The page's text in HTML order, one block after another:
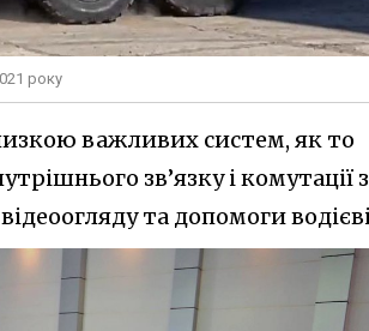
року
важливих систем, як то
зв’язку і комутації з
та допомоги